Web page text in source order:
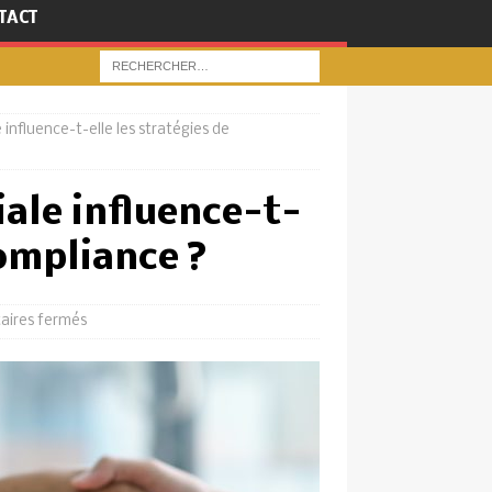
influence-t-elle les stratégies de
influence-t-
?
fermés